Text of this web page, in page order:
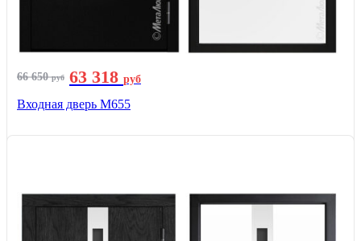
66 650руб 63 318 руб
Входная дверь М655